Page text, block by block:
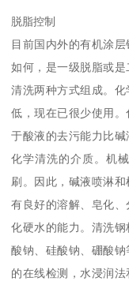
脱脂控制
目前国内外的有机涂
如何，是一级脱脂或
清洗两种方式组成。
低，现在已很少使用
于酸液的去污能力比
化学清洗的介质。机
刷。因此，碱液喷淋
有良好的溶解、皂化
化硬水的能力。清洗
酸钠、硅酸钠、硼酸
的在线检测，水浸润